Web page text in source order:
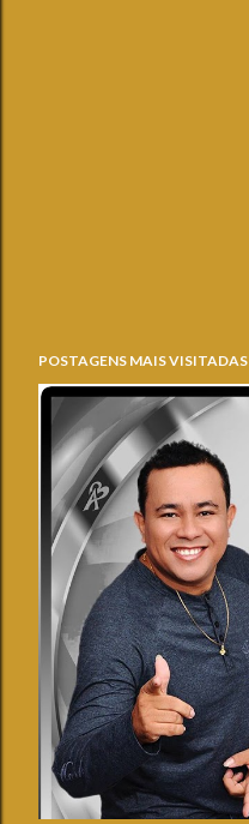
POSTAGENS MAIS VISITADAS